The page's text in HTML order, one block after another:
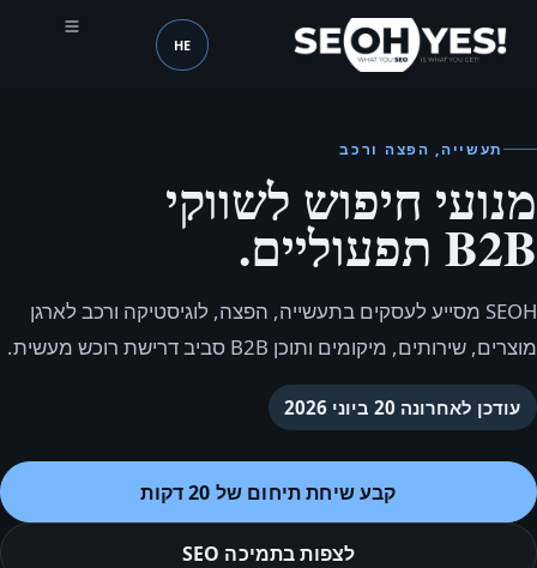
SEOH שפה (mobile header)
HE
תעשייה, הפצה ורכב
מנועי חיפוש לשווקי
B2B תפעוליים.
SEOH מסייע לעסקים בתעשייה, הפצה, לוגיסטיקה ורכב לארגן
מוצרים, שירותים, מיקומים ותוכן B2B סביב דרישת רוכש מעשית.
עודכן לאחרונה 20 ביוני 2026
קבע שיחת תיחום של 20 דקות
לצפות בתמיכה SEO